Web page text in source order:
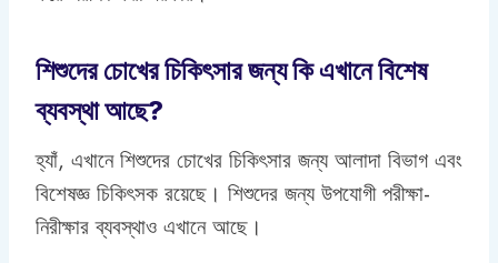
শিশুদের চোখের চিকিৎসার জন্য কি এখানে বিশেষ
ব্যবস্থা আছে?
হ্যাঁ, এখানে শিশুদের চোখের চিকিৎসার জন্য আলাদা বিভাগ এবং
বিশেষজ্ঞ চিকিৎসক রয়েছে। শিশুদের জন্য উপযোগী পরীক্ষা-
নিরীক্ষার ব্যবস্থাও এখানে আছে।